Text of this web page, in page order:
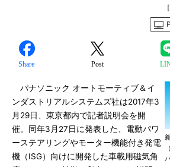
[
Share Post
パナソニック オートモーティブ＆イ
ンダストリアルシステムズ社は2017年3
月29日、東京都内で記者説明会を開
催。同年3月27日に発表した、電動パワ
ーステアリングやモーター機能付き発電
機（ISG）向けに開発した車載用磁気角